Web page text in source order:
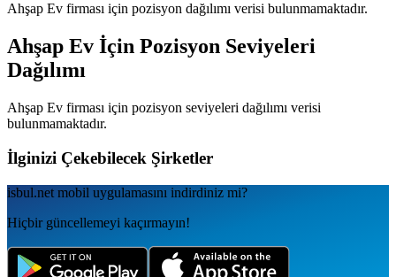
Ahşap Ev firması için pozisyon dağılımı verisi bulunmamaktadır.
Ahşap Ev İçin Pozisyon Seviyeleri
Dağılımı
Ahşap Ev firması için pozisyon seviyeleri dağılımı verisi
bulunmamaktadır.
İlginizi Çekebilecek Şirketler
isbul.net mobil uygulamаsını indirdiniz mi?
Hiçbir güncellemeyi kaçırmayın!